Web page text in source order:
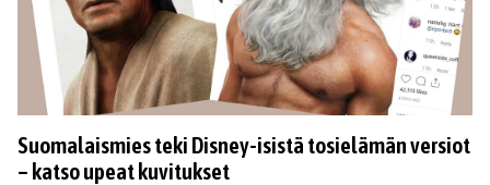
Suomalaismies teki Disney-isistä tosielämän versiot
– katso upeat kuvitukset